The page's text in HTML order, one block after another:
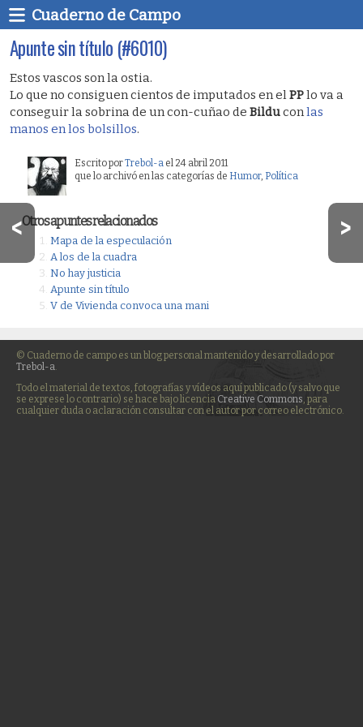
Cuaderno de Campo
Apunte sin título (#6010)
Estos vascos son la ostia.
Lo que no consiguen cientos de imputados en elPPlo va a
conseguir la sobrina de un con-cuñao de Bilduconlas
manos en los bolsillos.
Escrito porTrebol-a el 24 abril 2011
que lo archivó en las categorías de Humor, Polí­tica
Otros apuntes relacionados
Mapa de la especulación
A los de la cuadra
No hay justicia
Apunte sin título
V de Vivienda convoca una mani
© Cuaderno de campo es un blog personal mantenido y desarrollado por
Trebol-a.
Todo el material de textos, fotografías y vídeos aquí publicado (y salvo que
se exprese lo contrario) se hace bajo licencia Creative Commons, para
cualquier duda o aclaración consultar con el autor por correo electrónico.